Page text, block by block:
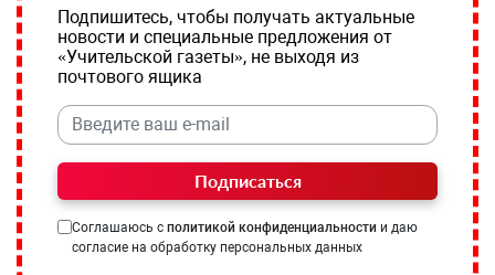
Подпишитесь, чтобы получать актуальные
новости и специальные предложения от
«Учительской газеты», не выходя из
почтового ящика
Подписаться
Соглашаюсь с политикой конфиденциальности и даю
согласие на обработку персональных данных